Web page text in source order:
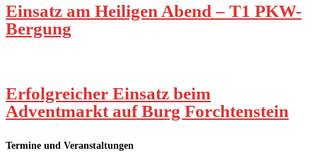
Einsatz am Heiligen Abend – T1 PKW-
Bergung
Erfolgreicher Einsatz beim
Adventmarkt auf Burg Forchtenstein
Termine und Veranstaltungen